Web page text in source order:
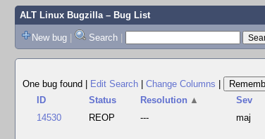
ALT Linux Bugzilla– Bug List
New bug | Search |
One bug found
Edit Search Change Columns
ID
Status Resolution ▲ Sev
14530
REOP --- maj